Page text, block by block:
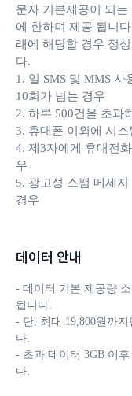
문자 기본제공이 되는
에 한하며 제공 됩니
래에 해당할 경우 정
다.
1. 일 SMS 및 MMS
10회가 넘는 경우
2. 하루 500건을 초과
3. 휴대폰 이외에 시
4. 제3자에게 휴대전
우
5. 광고성 스팸 메세
경우
데이터 안내
- 데이터 기본 제공량
됩니다.
- 단, 최대 19,800원까
다.
- 초과 데이터 3GB 이
다.